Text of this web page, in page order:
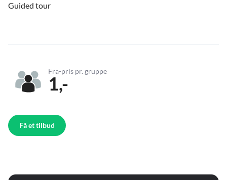
Guided tour
Fra-pris pr. gruppe
1,-
Få et tilbud